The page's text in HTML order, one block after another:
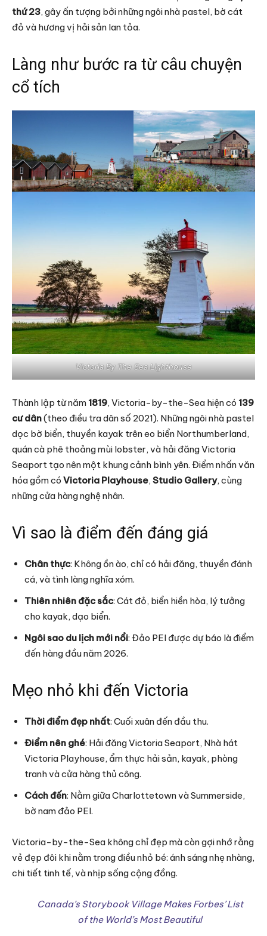
thứ 23, gây ấn tượng bởi những ngôi nhà pastel, bờ cát
đỏ và hương vị hải sản lan tỏa.
Làng như bước ra từ câu chuyện
cổ tích
Victoria By The Sea Lighthouse
Thành lập từ năm 1819, Victoria-by-the-Sea hiện có 139
cư dân(theo điều tra dân số 2021). Những ngôi nhà pastel
dọc bờ biển, thuyền kayak trên eo biển Northumberland,
quán cà phê thoảng mùi lobster, và hải đăng Victoria
Seaport tạo nên một khung cảnh bình yên. Điểm nhấn văn
hóa gồm có Victoria Playhouse, Studio Gallery, cùng
những cửa hàng nghệ nhân.
Vì sao là điểm đến đáng giá
Chân thực: Không ồn ào, chỉ có hải đăng, thuyền đánh
cá, và tình làng nghĩa xóm.
Thiên nhiên đặc sắc: Cát đỏ, biển hiền hòa, lý tưởng
cho kayak, dạo biển.
Ngôi sao du lịch mới nổi: Đảo PEI được dự báo là điểm
đến hàng đầu năm 2026.
Mẹo nhỏ khi đến Victoria
Thời điểm đẹp nhất: Cuối xuân đến đầu thu.
Điểm nên ghé: Hải đăng Victoria Seaport, Nhà hát
Victoria Playhouse, ẩm thực hải sản, kayak, phòng
tranh và cửa hàng thủ công.
Cách đến: Nằm giữa Charlottetown và Summerside,
bờ nam đảo PEI.
Victoria-by-the-Sea không chỉ đẹp mà còn gợi nhớ rằng
vẻ đẹp đôi khi nằm trong điều nhỏ bé: ánh sáng nhẹ nhàng,
chi tiết tinh tế, và nhịp sống cộng đồng.
Canada’s Storybook Village Makes Forbes’ List
of the World’s Most Beautiful